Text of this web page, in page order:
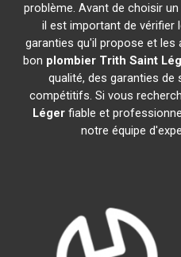
problème. Avant de choisir un
il est important de vérifier
garanties qu'il propose et
bon plombier Trith Saint
qualité, des garanties
compétitifs. Si vous
Léger fiable et
notre équipe